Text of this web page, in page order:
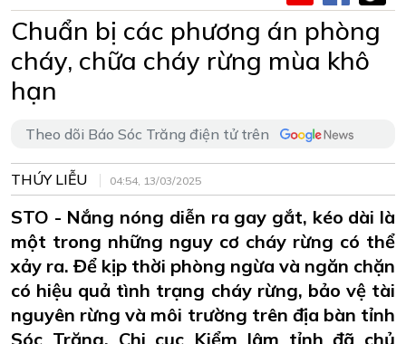
QUỐC PHÒNG - AN NINH QUỐC TẾ SỨC KHỎE VÀ ĐỜI SỐNG
VĂN HÓA - THỂ THAO - DU LỊCH CHUYÊN ĐỀ
ĐIỂM BÁO - TIN VẮN ĐỊA PHƯƠNG THÔNG TIN CẦN BIẾT
HỌC TẬP VÀ LÀM THEO TƯ TƯỞNG, ĐẠO ĐỨC, PHONG CÁCH HỒ
ĐẶT BÁO GIẤY ONLINE
Chuẩn bị các phương án phòng
cháy, chữa cháy rừng mùa khô
hạn
Theo dõi Báo Sóc Trăng điện tử trên
THÚY LIỄU 04:54, 13/03/2025
STO - Nắng nóng diễn ra gay gắt, kéo dài là
một trong những nguy cơ cháy rừng có thể
xảy ra. Để kịp thời phòng ngừa và ngăn chặn
có hiệu quả tình trạng cháy rừng, bảo vệ tài
nguyên rừng và môi trường trên địa bàn tỉnh
Sóc Trăng, Chi cục Kiểm lâm tỉnh đã chủ